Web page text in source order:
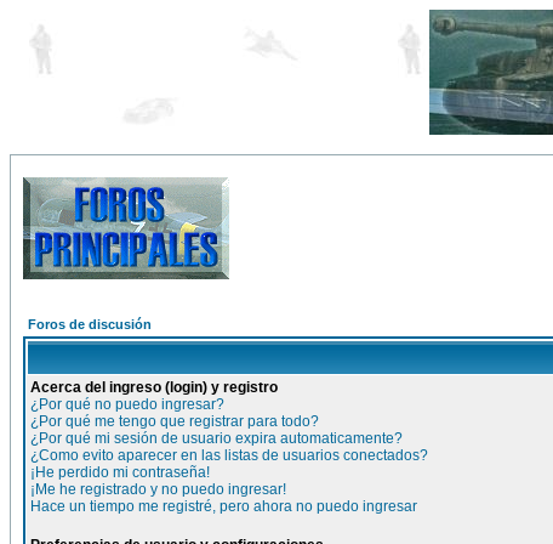
Foros de discusión
Acerca del ingreso (login) y registro
¿Por qué no puedo ingresar?
¿Por qué me tengo que registrar para todo?
¿Por qué mi sesión de usuario expira automaticamente?
¿Como evito aparecer en las listas de usuarios conectados?
¡He perdido mi contraseña!
¡Me he registrado y no puedo ingresar!
Hace un tiempo me registré, pero ahora no puedo ingresar